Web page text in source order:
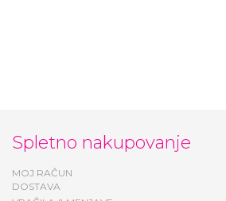
Spletno nakupovanje
MOJ RAČUN
DOSTAVA